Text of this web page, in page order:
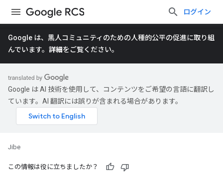
ログイン
Google は、黒人コミュニティのための人種的公平の促進に取り組
んでいます。 詳細をご覧ください。
Google は AI 技術を使用して、コンテンツをご希望の言語に翻訳し
ています。AI 翻訳には誤りが含まれる場合があります。
Jibe
この情報は役に立ちましたか？